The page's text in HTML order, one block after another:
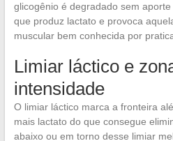
glicogênio é degradado sem
que produz lactato e provoca
muscular bem conhecida por
Limiar láctico e
intensidade
O limiar láctico marca a fronteira
mais lactato do que consegue
abaixo ou em torno desse limiar